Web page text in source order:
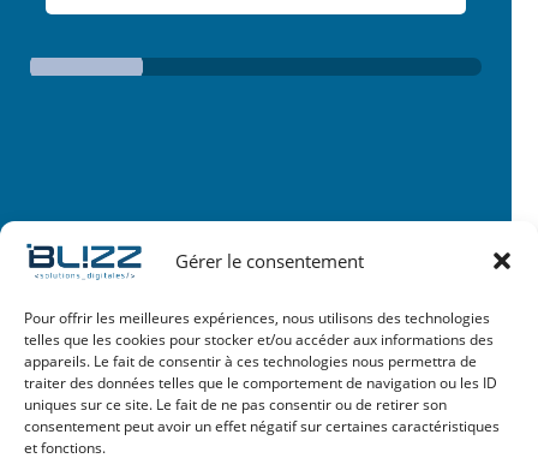
Gérer le consentement
Pour offrir les meilleures expériences, nous utilisons des technologies
telles que les cookies pour stocker et/ou accéder aux informations des
appareils. Le fait de consentir à ces technologies nous permettra de
traiter des données telles que le comportement de navigation ou les ID
uniques sur ce site. Le fait de ne pas consentir ou de retirer son
consentement peut avoir un effet négatif sur certaines caractéristiques
et fonctions.